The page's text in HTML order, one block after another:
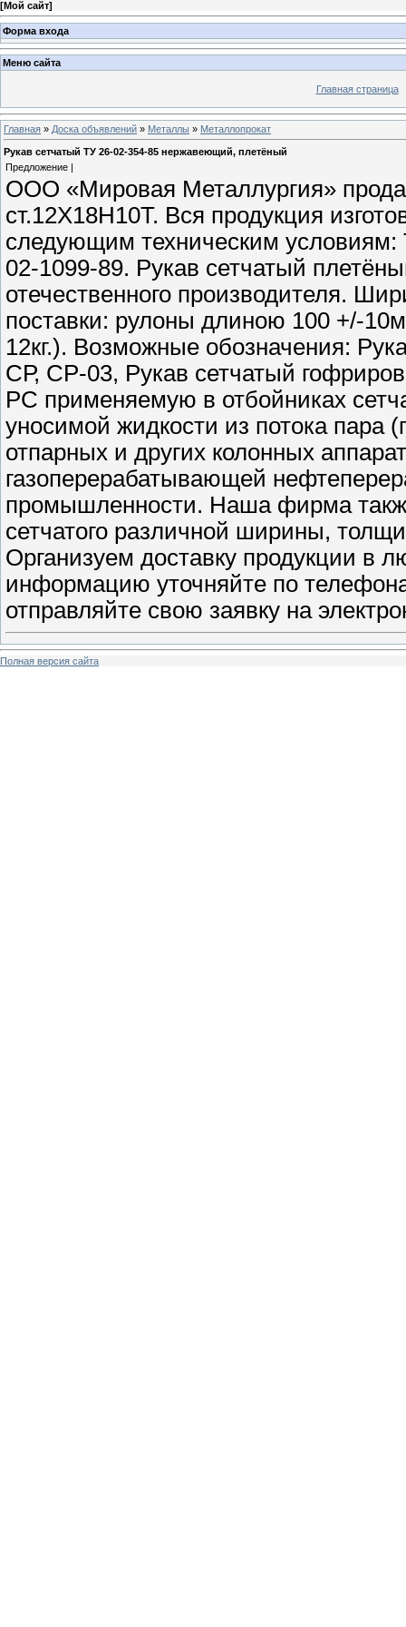
[Мой сайт]
Форма входа
Меню сайта
Главная страница
Главная » Доска объявлений » Металлы » Металлопрокат
Рукав сетчатый ТУ 26-02-354-85 нержавеющий, плетёный
Предложение |
ООО «Мировая Металлургия»
ст.12Х18Н10Т. Вся продукция
следующим техническим
02-1099-89. Рукав сетчатый
отечественного производителя.
поставки: рулоны длиною 100 +/-
12кг.). Возможные обозначения:
СР, СР-03, Рукав сетчатый
РС применяемую в отбойниках
уносимой жидкости из потока пара
отпарных и других колонных
газоперерабатывающей
промышленности. Наша фирма
сетчатого различной ширины,
Организуем доставку продукции в
информацию уточняйте по
отправляйте свою заявку на
Полная версия сайта